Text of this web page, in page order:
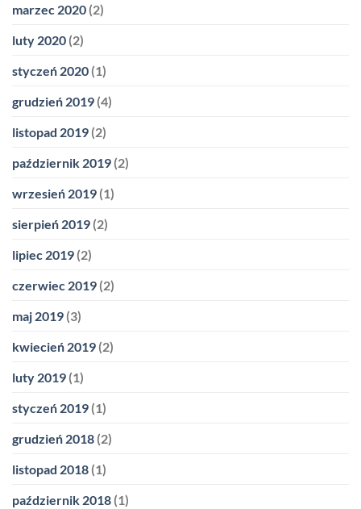
marzec 2020 (2)
luty 2020 (2)
styczeń 2020 (1)
grudzień 2019 (4)
listopad 2019 (2)
październik 2019 (2)
wrzesień 2019 (1)
sierpień 2019 (2)
lipiec 2019 (2)
czerwiec 2019 (2)
maj 2019 (3)
kwiecień 2019 (2)
luty 2019 (1)
styczeń 2019 (1)
grudzień 2018 (2)
listopad 2018 (1)
październik 2018 (1)